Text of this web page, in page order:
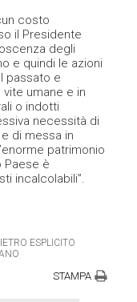
costo
il Presidente
degli
e quindi le azioni
passato e
umane e in
o indotti
necessità di
di messa in
patrimonio
è
incalcolabili”.
ESPLICITO
STAMPA